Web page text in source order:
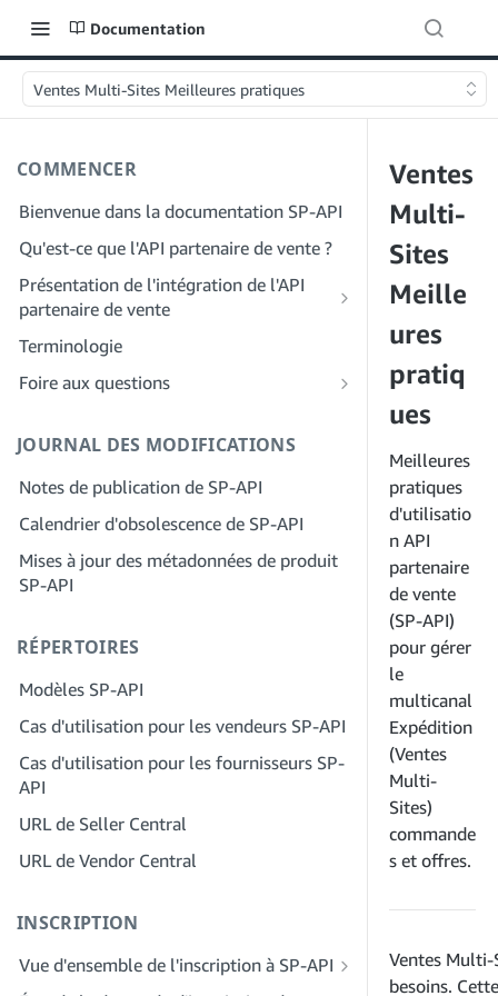
Documentation
Ventes Multi-Sites Meilleures pratiques
COMMENCER
Bienvenue dans la documentation SP-API
Qu'est-ce que l'API partenaire de vente ?
Présentation de l'intégration de l'API
partenaire de vente
Intégration en tant que développeur
développeur
Étape 4 : Inscrivez une application de
test
Étape 5 : Passez votre premier appel à
Étape 6 : Configurez le workflow
production
Étape 8 : Appelez le SP-API en
production
Étape 9 : Testez votre application
Étape 10 : Répertoriez votre application
Intégration en tant que fournisseur de
d'enregistrement et d'autorisation des
fournisseurs de services
Étape 2 : Créez un compte sur le portail
des fournisseurs de solutions pour
votre entreprise
Étape 3 : Vérifiez votre identité
de votre entreprise
Étape 5 : Demander des rôles Seller
Central
Étape 6 : Invitez des employés à
rejoindre votre compte
Étape 7 : Entrez en contact avec les
Terminologie
Foire aux questions
FAQ sur le portail des fournisseurs de
JOURNAL DES MODIFICATIONS
Notes de publication de SP-API
Calendrier d'obsolescence de SP-API
Mises à jour des métadonnées de produit
SP-API
RÉPERTOIRES
Modèles SP-API
Cas d'utilisation pour les vendeurs SP-API
Cas d'utilisation pour les fournisseurs SP-
API
URL de Seller Central
URL de Vendor Central
INSCRIPTION
Vue d'ensemble de l'inscription à SP-API
Ventes
Multi-
Sites
Meille
ures
pratiq
ues
Meilleures
pratiques
d'utilisatio
n API
partenaire
de vente
(SP-API)
pour gérer
le
multicanal
Expédition
(Ventes
Multi-
Sites)
commande
s et offres.
Ventes Multi-
besoins.